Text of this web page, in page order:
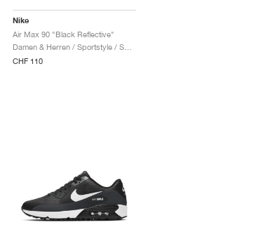
Nike
Air Max 90 "Black Reflective"
CHF 110